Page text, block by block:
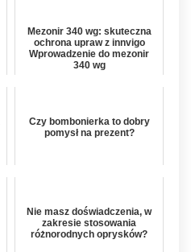
Mezonir 340 wg: skuteczna
ochrona upraw z innvigo
Wprowadzenie do mezonir
340 wg
Czy bombonierka to dobry
pomysł na prezent?
Nie masz doświadczenia, w
zakresie stosowania
różnorodnych oprysków?